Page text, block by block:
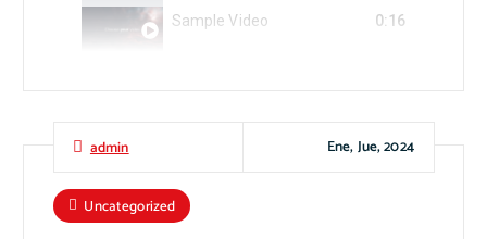
Sample Video 0:16
admin Ene, Jue, 2024
Uncategorized